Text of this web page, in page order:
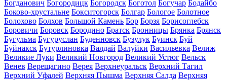
Богданович Богородицк Богородск Боготол Богучар Бодайбо
Боково-хрустальне Бокситогорск Болгар Бологое Болотное
Болохово Болхов Большой Камень Бор Борзя Борисоглебск
Боровичи Боровск Бородино Братск Бронницы Брянка Брянск
Бугульма Бугуруслан Буденновск Бузулук Буинск Буй
Буйнакск Бутурлиновка Валдай Валуйки Васильевка Велиж
Великие Луки Великий Новгород Великий Устюг Вельск
Венев Верещагино Верея Верхнеуральск Верхний Тагил
Верхний Уфалей Верхняя Пышма Верхняя Салда Верхняя